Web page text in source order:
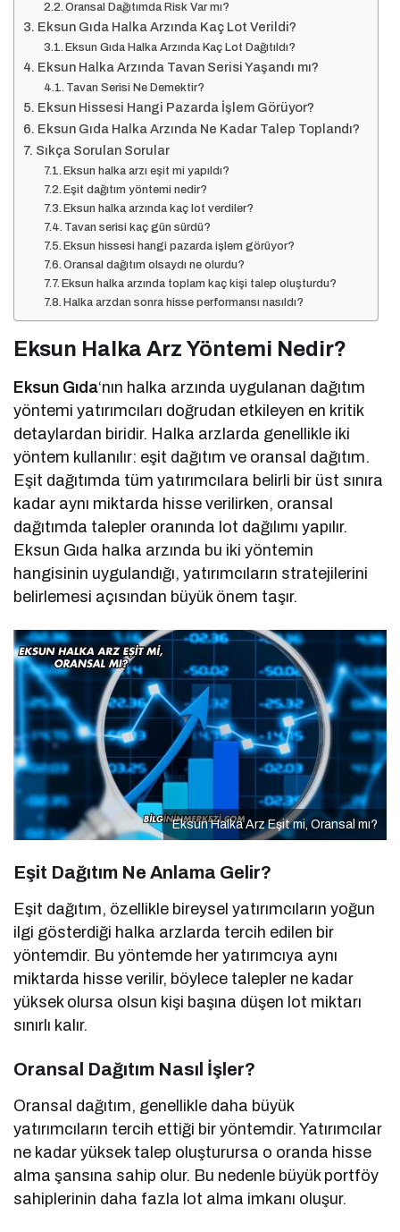
Oransal Dağıtımda Risk Var mı?
Eksun Gıda Halka Arzında Kaç Lot Verildi?
Eksun Gıda Halka Arzında Kaç Lot Dağıtıldı?
Eksun Halka Arzında Tavan Serisi Yaşandı mı?
Tavan Serisi Ne Demektir?
Eksun Hissesi Hangi Pazarda İşlem Görüyor?
Eksun Gıda Halka Arzında Ne Kadar Talep Toplandı?
Sıkça Sorulan Sorular
Eksun halka arzı eşit mi yapıldı?
Eşit dağıtım yöntemi nedir?
Eksun halka arzında kaç lot verdiler?
Tavan serisi kaç gün sürdü?
Eksun hissesi hangi pazarda işlem görüyor?
Oransal dağıtım olsaydı ne olurdu?
Eksun halka arzında toplam kaç kişi talep oluşturdu?
Halka arzdan sonra hisse performansı nasıldı?
Eksun Halka Arz Yöntemi Nedir?
Eksun Gıda‘nın halka arzında uygulanan dağıtım
yöntemi yatırımcıları doğrudan etkileyen en kritik
detaylardan biridir. Halka arzlarda genellikle iki
yöntem kullanılır: eşit dağıtım ve oransal dağıtım.
Eşit dağıtımda tüm yatırımcılara belirli bir üst sınıra
kadar aynı miktarda hisse verilirken, oransal
dağıtımda talepler oranında lot dağılımı yapılır.
Eksun Gıda halka arzında bu iki yöntemin
hangisinin uygulandığı, yatırımcıların stratejilerini
belirlemesi açısından büyük önem taşır.
Eksun Halka Arz Eşit mi, Oransal mı?
Eşit Dağıtım Ne Anlama Gelir?
Eşit dağıtım, özellikle bireysel yatırımcıların yoğun
ilgi gösterdiği halka arzlarda tercih edilen bir
yöntemdir. Bu yöntemde her yatırımcıya aynı
miktarda hisse verilir, böylece talepler ne kadar
yüksek olursa olsun kişi başına düşen lot miktarı
sınırlı kalır.
Oransal Dağıtım Nasıl İşler?
Oransal dağıtım, genellikle daha büyük
yatırımcıların tercih ettiği bir yöntemdir. Yatırımcılar
ne kadar yüksek talep oluşturursa o oranda hisse
alma şansına sahip olur. Bu nedenle büyük portföy
sahiplerinin daha fazla lot alma imkanı oluşur.